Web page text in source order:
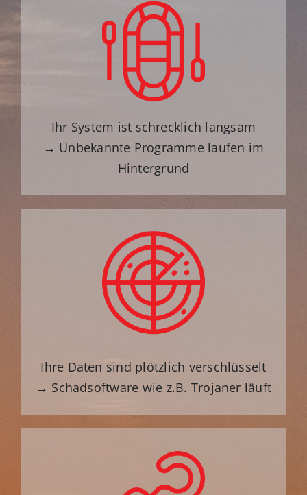
Ihr System ist schrecklich langsam
→ Unbekannte Programme laufen im
Hintergrund
Ihre Daten sind plötzlich verschlüsselt
→ Schadsoftware wie z.B. Trojaner läuft